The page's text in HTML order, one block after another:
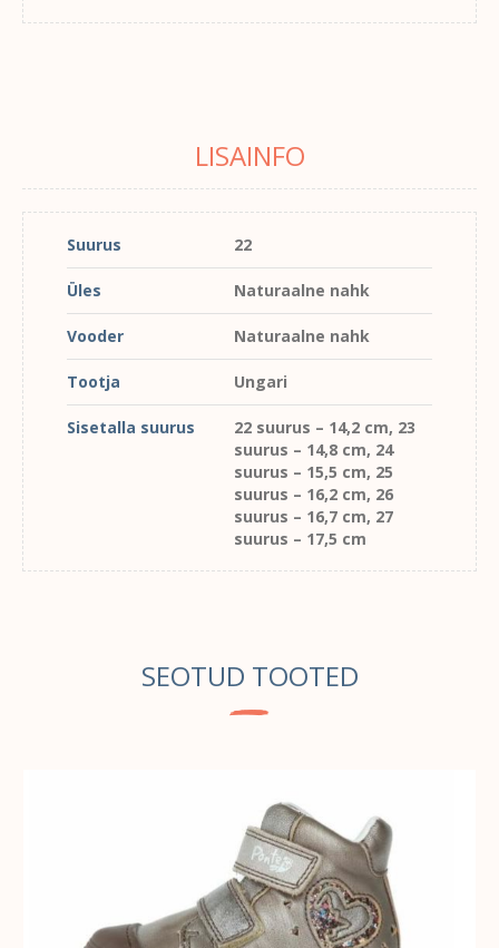
LISAINFO
Suurus 22
Üles Naturaalne nahk
Vooder Naturaalne nahk
Tootja Ungari
Sisetalla suurus
22 suurus – 14,2 cm, 23
suurus – 14,8 cm, 24
suurus – 15,5 cm, 25
suurus – 16,2 cm, 26
suurus – 16,7 cm, 27
suurus – 17,5 cm
SEOTUD TOOTED